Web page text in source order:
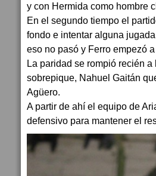
y con Hermida como hombre
En el segundo tiempo el
fondo e intentar alguna
eso no pasó y Ferro empezó
La paridad se rompió recién
sobrepique, Nahuel Gaitán
Agüero.
A partir de ahí el equipo de
defensivo para mantener el